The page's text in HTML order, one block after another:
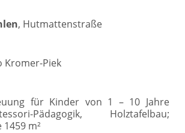
, Hutmattenstraße
Piek
für Kinder von 1 – 10 Jahre
Pädagogik, Holztafelbau;
m²